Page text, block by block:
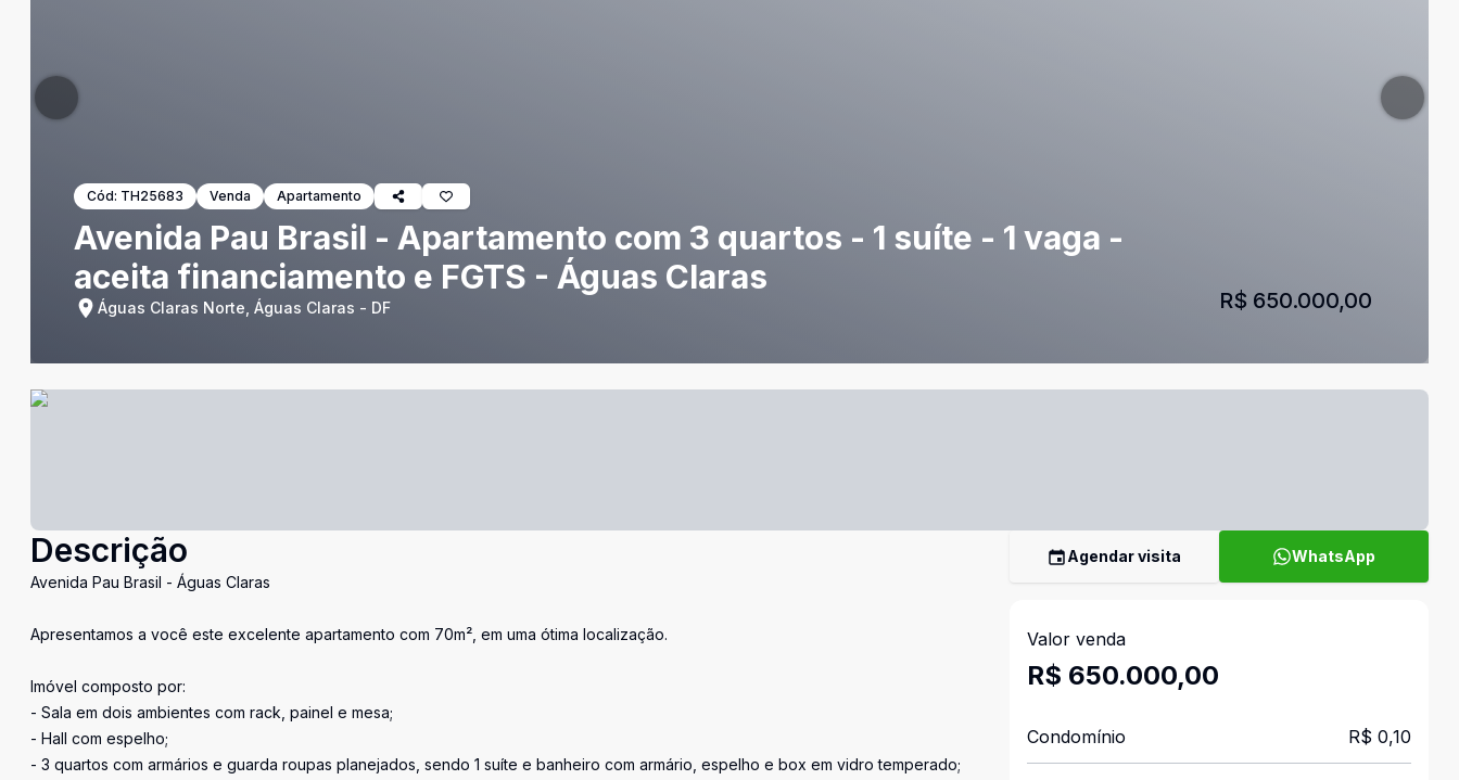
Cód: TH25683 Venda Apartamento
Avenida Pau Brasil - Apartamento com 3 quartos - 1 suíte - 1 vaga -
aceita financiamento e FGTS - Águas Claras
Águas Claras Norte, Águas Claras - DF R$ 650.000,00
Descrição
Avenida Pau Brasil - Águas Claras
Apresentamos a você este excelente apartamento com 70m², em uma ótima localização.
Imóvel composto por:
- Sala em dois ambientes com rack, painel e mesa;
- Hall com espelho;
- 3 quartos com armários e guarda roupas planejados, sendo 1 suíte e banheiro com armário, espelho e box em vidro temperado;
Agendar visita WhatsApp
Valor venda
R$ 650.000,00
Condomínio R$ 0,10